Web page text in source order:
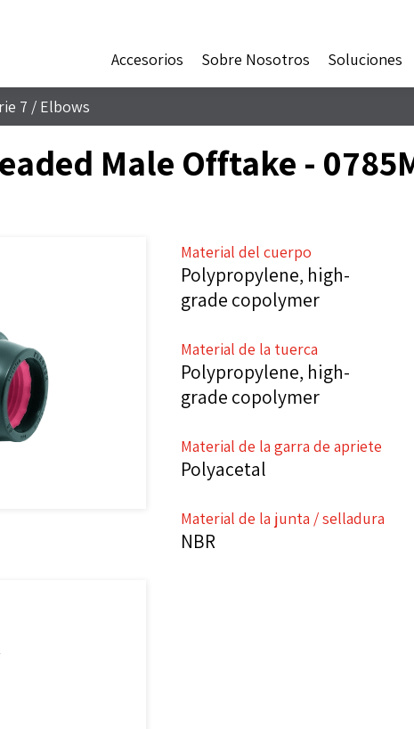
Accesorios
Sobre Nosotros Soluciones
7 / Elbows
Male Offtake -
Material del cuerpo
Polypropylene, high-
grade copolymer
Material de la tuerca
Polypropylene, high-
grade copolymer
Material de la garra de apriete
Polyacetal
Material de la junta / selladura
NBR